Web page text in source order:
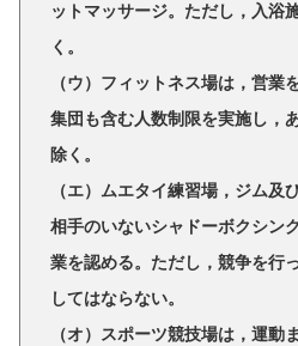
ットマッサージ。ただし，入浴
く。
（ウ）フィットネス場は，営業
集団も含む人数制限を実施し，
除く。
（エ）ムエタイ練習場，ジム及
相手のいないシャドーボクシン
業を認める。ただし，競争を行
してはならない。
（オ）スポーツ競技場は，運動